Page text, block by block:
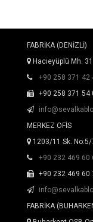
FABRİKA (DENİZLİ)
Hacıeyüplü Mh.
+90 258 371 42
+90 258 371 54
MERKEZ OFİS
1203/11 Sk. No:5/
+90 232 469 60
+90 232 469 60
FABRİKA